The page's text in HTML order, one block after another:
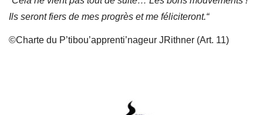
Ils seront fiers de mes progrès et me féliciteront.“
©Charte du P’tibou’apprenti’nageur JRithner (Art. 11)